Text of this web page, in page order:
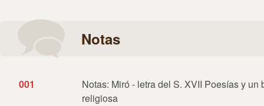
Notas
001
Notas: Miró - letra del S. XVII Poesías y
religiosa